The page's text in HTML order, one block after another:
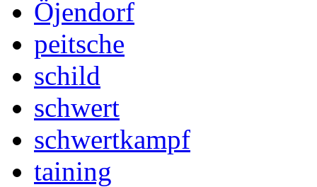
Öjendorf
peitsche
schild
schwert
schwertkampf
taining